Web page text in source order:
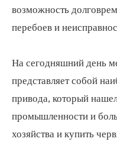
возможность
перебоев и
На сегодняшний день
представляет собой
привода, который
промышленности и
хозяйства и купить